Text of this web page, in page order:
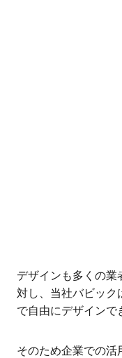
デザインも多くの業
対し、当社バビック
で自由にデザインで
そのため企業での活